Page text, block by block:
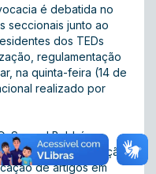
é debatida no
seccionais junto ao
dos TEDs
regulamentação
na quinta-feira (14 de
realizado por
Samuel Balduíno,
realizar a divulgação
de artigos em